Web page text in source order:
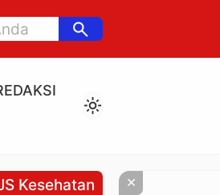
search
light_mode
Kesehatan BPJS
×